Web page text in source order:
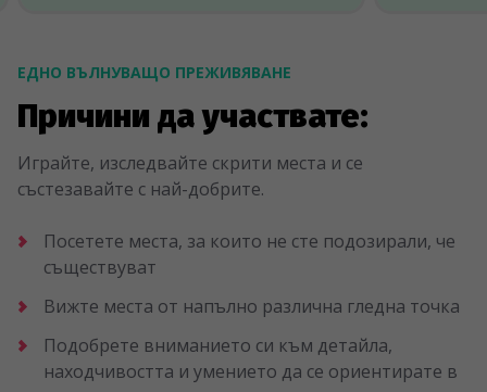
ЕДНО ВЪЛНУВАЩО ПРЕЖИВЯВАНЕ
Причини да участвате:
Играйте, изследвайте скрити места и се
състезавайте с най-добрите.
Посетете места, за които не сте подозирали, че
съществуват
Вижте места от напълно различна гледна точка
Подобрете вниманието си към детайла,
находчивостта и умението да се ориентирате в